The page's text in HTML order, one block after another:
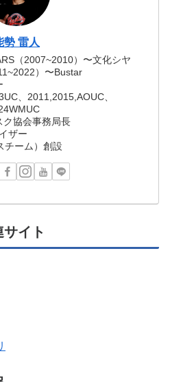
勢 雷人
（2007~2010）〜文化シヤ
）〜Bustar
、2011,2015,AOUC、
ク協会事務局長
ザー
チーム）創設
イト